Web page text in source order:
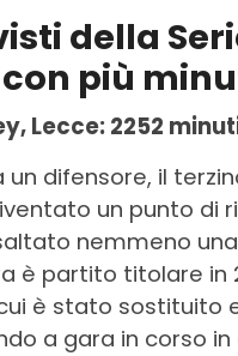
della
più
Lecce: 2252
difensore, il
un punto di
nemmeno
è partito titolare in
è stato sostituito
a gara in corso